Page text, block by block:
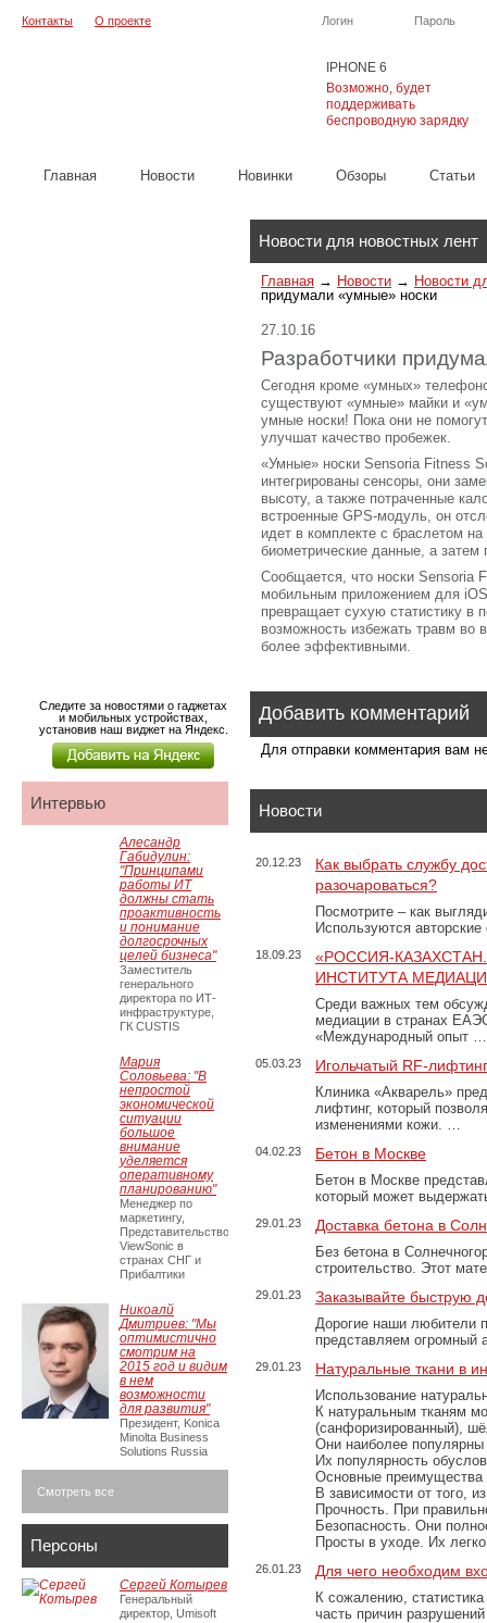
IPHONE 6
Возможно, будет
поддерживать
беспроводную зарядку
Логин Пароль
Контакты О проекте
Главная Новости Новинки Обзоры Cтатьи
Новости для новостных лент
Главная → Новости → Новости
придумали «умные» носки
27.10.16
Разработчики
Сегодня кроме «умных»
существуют «умные» майки и
умные носки! Пока они не
улучшат качество пробежек.
«Умные» носки Sensoria Fitness
интегрированы сенсоры, они
высоту, а также потраченные
встроенные GPS-модуль, он
идет в комплекте с браслетом
биометрические данные, а
Сообщается, что носки Sensoria
мобильным приложением для
превращает сухую статистику в
возможность избежать травм во
более эффективными.
Добавить комментарий
Для отправки комментария вам
Новости
20.12.23
Как выбрать службу
разочароваться?
Посмотрите – как
Используются
18.09.23
«РОССИЯ-
ИНСТИТУТА
Среди важных тем
медиации в странах
«Международный опыт …
05.03.23 Игольчатый RF-
Клиника «Акварель»
лифтинг, который
изменениями кожи. …
04.02.23 Бетон в Москве
Бетон в Москве
который может
29.01.23 Доставка бетона в
Без бетона в
строительство. Этот
29.01.23 Заказывайте быструю
Дорогие наши любители
представляем огромный
29.01.23 Натуральные ткани в
Использование
К натуральным тканям
(санфоризированный),
Они наиболее популярны
Их популярность
Основные преимущества
В зависимости от того,
Прочность. При
Безопасность. Они
Просты в уходе. Их
26.01.23 Для чего необходим
К сожалению,
часть причин
Следите за новостями о гаджетах
и мобильных устройствах,
установив наш виджет на Яндекс.
Интервью
Алесандр
Габидулин:
"Принципами
работы ИТ
должны стать
проактивность
и понимание
долгосрочных
целей бизнеса"
Заместитель
генерального
директора по ИТ-
инфраструктуре,
ГК CUSTIS
Мария
Соловьева: "В
непростой
экономической
ситуации
большое
внимание
уделяется
оперативному
планированию"
Менеджер по
маркетингу,
Представительство
ViewSonic в
странах СНГ и
Прибалтики
Никоалй
Дмитриев: "Мы
оптимистично
смотрим на
2015 год и видим
в нем
возможности
для развития"
Президент, Konica
Minolta Business
Solutions Russia
Смотреть все
Персоны
Сергей Котырев
Генеральный
директор, Umisoft